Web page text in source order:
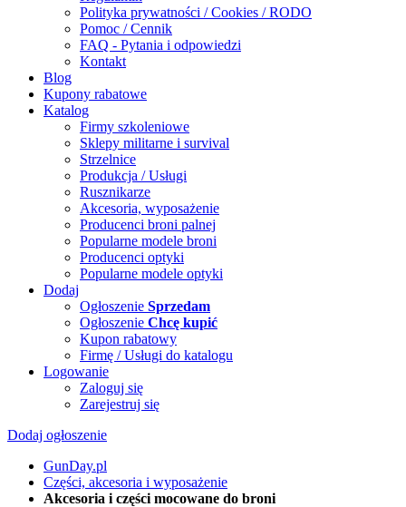
Polityka prywatności / Cookies / RODO
Pomoc / Cennik
FAQ - Pytania i odpowiedzi
Kontakt
Blog
Kupony rabatowe
Katalog
Firmy szkoleniowe
Sklepy militarne i survival
Strzelnice
Produkcja / Usługi
Rusznikarze
Akcesoria, wyposażenie
Producenci broni palnej
Popularne modele broni
Producenci optyki
Popularne modele optyki
Dodaj
Ogłoszenie Sprzedam
Ogłoszenie Chcę kupić
Kupon rabatowy
Firmę / Usługi do katalogu
Logowanie
Zaloguj się
Zarejestruj się
Dodaj ogłoszenie
GunDay.pl
Części, akcesoria i wyposażenie
Akcesoria i części mocowane do broni